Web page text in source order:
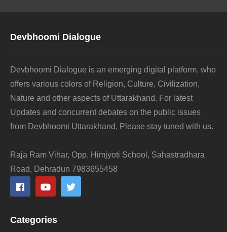
Devbhoomi Dialogue
Devbhoomi Dialogue is an emerging digital platform, who
offers various colors of Religion, Culture, Civilization,
Nature and other aspects of Uttarakhand. For latest
Updates and concurrent debates on the public issues
from Devbhoomi Uttarakhand, Please stay tuned with us.
Raja Ram Vihar, Opp. Himjyoti School, Sahastradhara
Road, Dehradun 7983655458
Categories